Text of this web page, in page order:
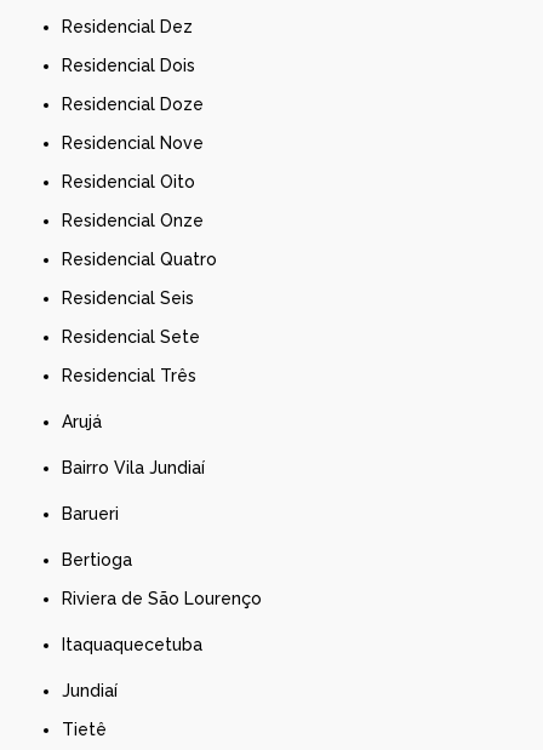
Residencial Dez
Residencial Dois
Residencial Doze
Residencial Nove
Residencial Oito
Residencial Onze
Residencial Quatro
Residencial Seis
Residencial Sete
Residencial Três
Arujá
Bairro Vila Jundiaí
Barueri
Bertioga
Riviera de São Lourenço
Itaquaquecetuba
Jundiaí
Tietê